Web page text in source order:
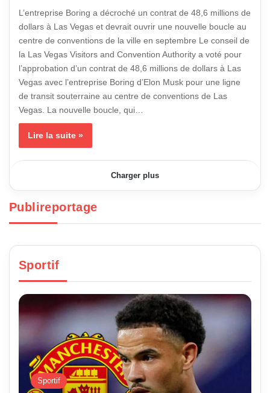
L’entreprise Boring a décroché un contrat de 48,6 millions de
dollars à Las Vegas et devrait ouvrir une nouvelle boucle au
centre de conventions de la ville en septembre Le conseil de
la Las Vegas Visitors and Convention Authority a voté pour
l’approbation d’un contrat de 48,6 millions de dollars à Las
Vegas avec l’entreprise Boring d’Elon Musk pour une ligne
de transit souterraine au centre de conventions de Las
Vegas. La nouvelle boucle, qui…
Lire la suite »
Charger plus
Publireportage
26 juin 2026
26 septembre 2024
3 avril 2024
Les Gélules Volt – Le dernier Booster de
15 mars 2024
La Semaine de la Mode de Paris – une
Sportif
Sportif